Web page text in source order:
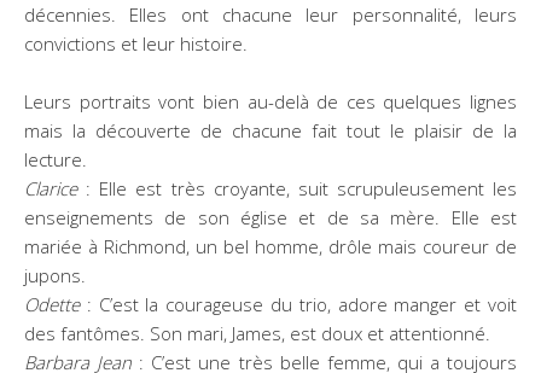
décennies. Elles ont chacune leur personnalité, leurs
convictions et leur histoire.
Leurs portraits vont bien au-delà de ces quelques lignes
mais la découverte de chacune fait tout le plaisir de la
lecture.
Clarice: Elle est très croyante, suit scrupuleusement les
enseignements de son église et de sa mère. Elle est
mariée à Richmond, un bel homme, drôle mais coureur de
jupons.
Odette: C’est la courageuse du trio, adore manger et voit
des fantômes. Son mari, James, est doux et attentionné.
Barbara Jean : C’est une très belle femme, qui a toujours